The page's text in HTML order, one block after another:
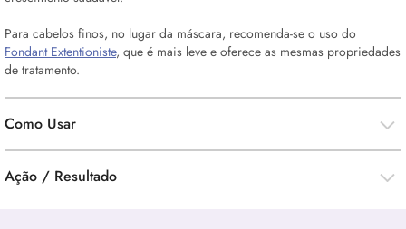
Para cabelos finos, no lugar da máscara, recomenda-se o uso do
Fondant Extentioniste, que é mais leve e oferece as mesmas propriedades
de tratamento.
Como Usar
Ação / Resultado